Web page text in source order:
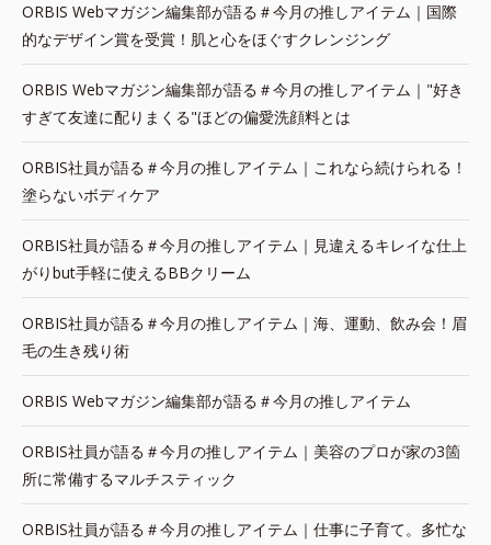
ORBIS Webマガジン編集部が語る＃今月の推しアイテム｜国際
的なデザイン賞を受賞！肌と心をほぐすクレンジング
ORBIS Webマガジン編集部が語る＃今月の推しアイテム｜"好き
すぎて友達に配りまくる"ほどの偏愛洗顔料とは
ORBIS社員が語る＃今月の推しアイテム｜これなら続けられる！
塗らないボディケア
ORBIS社員が語る＃今月の推しアイテム｜見違えるキレイな仕上
がりbut手軽に使えるBBクリーム
ORBIS社員が語る＃今月の推しアイテム｜海、運動、飲み会！眉
毛の生き残り術
ORBIS Webマガジン編集部が語る＃今月の推しアイテム
ORBIS社員が語る＃今月の推しアイテム｜美容のプロが家の3箇
所に常備するマルチスティック
ORBIS社員が語る＃今月の推しアイテム｜仕事に子育て。多忙な